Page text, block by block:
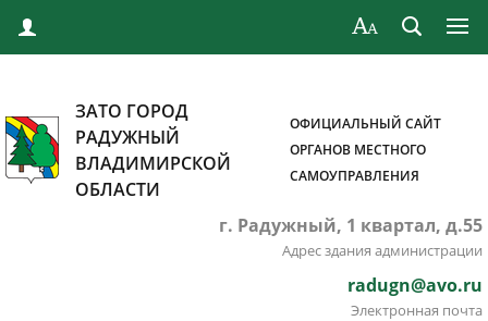
ЗАТО ГОРОД
РАДУЖНЫЙ
ВЛАДИМИРСКОЙ
ОБЛАСТИ
ОФИЦИАЛЬНЫЙ САЙТ
ОРГАНОВ МЕСТНОГО
САМОУПРАВЛЕНИЯ
г. Радужный, 1 квартал, д.55
Адрес здания администрации
radugn@avo.ru
Электронная почта